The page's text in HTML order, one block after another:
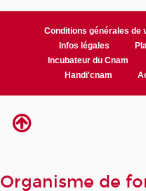
Conditions générales de
Infos légales
Incubateur du Cnam
Handi'cnam
Organisme de